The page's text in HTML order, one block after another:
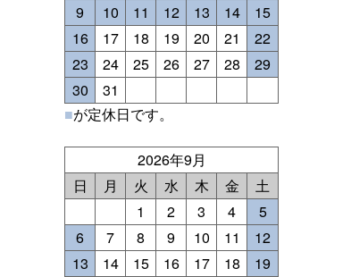
9
10 11 12 13 14
15
16
17 18 19 20 21
22
23
24 25 26 27 28
29
30
31
■が定休日です。
2026年9月
日
月 火 水 木 金
土
1
2 3 4
5
6
7 8 9 10 11
12
13
14 15 16 17 18 19